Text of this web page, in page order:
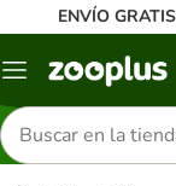
ENVÍO
Menú
Buscar
productos